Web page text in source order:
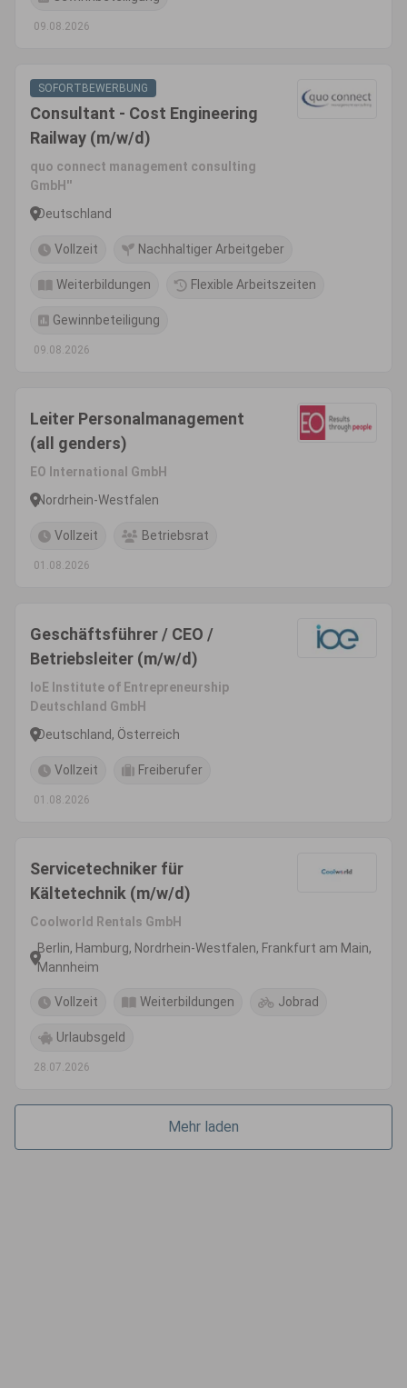
09.08.2026
SOFORTBEWERBUNG
Consultant - Cost Engineering
Railway (m/w/d)
quo connect management consulting
GmbH''
Deutschland
Vollzeit Nachhaltiger Arbeitgeber
Weiterbildungen Flexible Arbeitszeiten
Gewinnbeteiligung
09.08.2026
Leiter Personalmanagement
(all genders)
EO International GmbH
Nordrhein-Westfalen
Vollzeit Betriebsrat
01.08.2026
Geschäftsführer / CEO /
Betriebsleiter (m/w/d)
IoE Institute of Entrepreneurship
Deutschland GmbH
Deutschland, Österreich
Vollzeit Freiberufer
01.08.2026
Servicetechniker für
Kältetechnik (m/w/d)
Coolworld Rentals GmbH
Berlin, Hamburg, Nordrhein-Westfalen, Frankfurt am Main,
Mannheim
Vollzeit Weiterbildungen Jobrad
Urlaubsgeld
28.07.2026
Mehr laden